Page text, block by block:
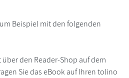
Beispiel mit den folgenden
den Reader-Shop auf dem
Sie das eBook auf Ihren tolino